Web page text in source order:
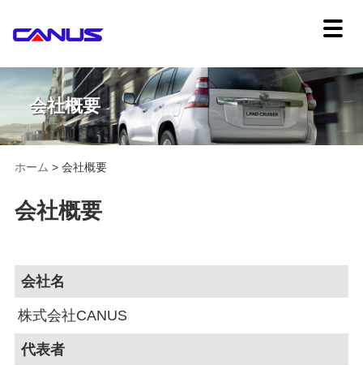
会社概要
ホーム > 会社概要
会社概要
会社名
株式会社CANUS
代表者